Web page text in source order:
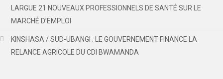
LARGUE 21 NOUVEAUX PROFESSIONNELS DE SANTÉ SUR LE
MARCHÉ D’EMPLOI
KINSHASA / SUD-UBANGI : LE GOUVERNEMENT FINANCE LA
RELANCE AGRICOLE DU CDI BWAMANDA